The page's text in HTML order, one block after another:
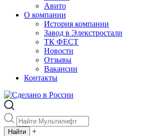
Авито
О компании
История компании
Завод в Элекстростали
ТК ФЕСТ
Новости
Отзывы
Вакансии
Контакты
+